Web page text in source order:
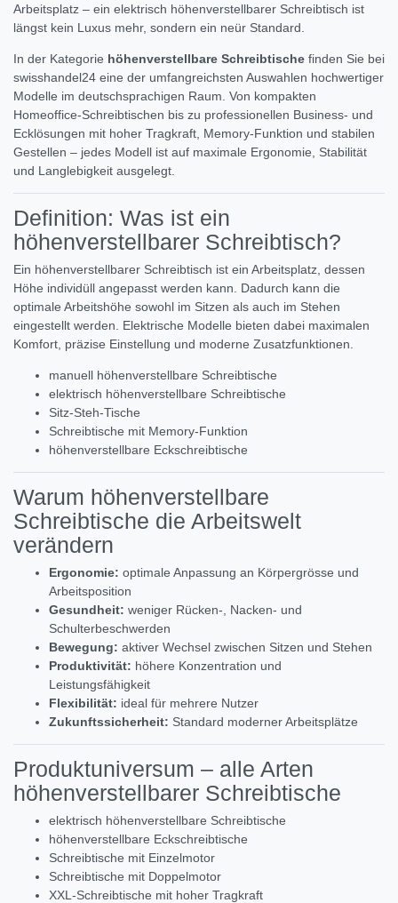
Arbeitsplatz – ein elektrisch höhenverstellbarer Schreibtisch ist
längst kein Luxus mehr, sondern ein neür Standard.
In der Kategorie höhenverstellbare Schreibtische finden Sie bei
swisshandel24 eine der umfangreichsten Auswahlen hochwertiger
Modelle im deutschsprachigen Raum. Von kompakten
Homeoffice-Schreibtischen bis zu professionellen Business- und
Ecklösungen mit hoher Tragkraft, Memory-Funktion und stabilen
Gestellen – jedes Modell ist auf maximale Ergonomie, Stabilität
und Langlebigkeit ausgelegt.
Definition: Was ist ein
höhenverstellbarer Schreibtisch?
Ein höhenverstellbarer Schreibtisch ist ein Arbeitsplatz, dessen
Höhe individüll angepasst werden kann. Dadurch kann die
optimale Arbeitshöhe sowohl im Sitzen als auch im Stehen
eingestellt werden. Elektrische Modelle bieten dabei maximalen
Komfort, präzise Einstellung und moderne Zusatzfunktionen.
manuell höhenverstellbare Schreibtische
elektrisch höhenverstellbare Schreibtische
Sitz-Steh-Tische
Schreibtische mit Memory-Funktion
höhenverstellbare Eckschreibtische
Warum höhenverstellbare
Schreibtische die Arbeitswelt
verändern
Ergonomie: optimale Anpassung an Körpergrösse und
Arbeitsposition
Gesundheit: weniger Rücken-, Nacken- und
Schulterbeschwerden
Bewegung: aktiver Wechsel zwischen Sitzen und Stehen
Produktivität: höhere Konzentration und
Leistungsfähigkeit
Flexibilität: ideal für mehrere Nutzer
Zukunftssicherheit: Standard moderner Arbeitsplätze
Produktuniversum – alle Arten
höhenverstellbarer Schreibtische
elektrisch höhenverstellbare Schreibtische
höhenverstellbare Eckschreibtische
Schreibtische mit Einzelmotor
Schreibtische mit Doppelmotor
XXL-Schreibtische mit hoher Tragkraft